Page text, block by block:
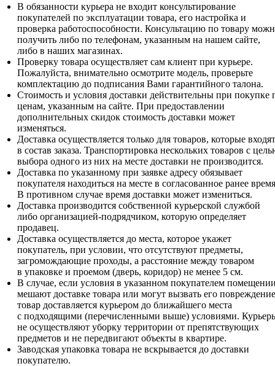
В обязанности курьера не входит консультирование
покупателей по эксплуатации товара, его настройка и
проверка работоспособности. Консультацию по товару
получить либо по телефонам, указанным на нашем сайте,
либо в наших магазинах.
Проверку товара осуществляет сам клиент при курьере.
Пожалуйста, внимательно осмотрите модель, проверьте
комплектацию до подписания Вами гарантийного талона.
Стоимость и условия доставки действительны при покупке
ценам, указанным на сайте. При предоставлении
дополнительных скидок стоимость доставки может
изменяться.
Доставка осуществляется только для товаров, которые входят
в состав заказа. Транспортировка нескольких товаров с
выбора одного из них на месте доставки не производится.
Доставка по указанному при заявке адресу обязывает
покупателя находиться на месте в согласованное ранее
В противном случае время доставки может измениться.
Доставка производится собственной курьерской службой
либо организацией-подрядчиком, которую определяет
продавец.
Доставка осуществляется до места, которое укажет
покупатель, при условии, что отсутствуют предметы,
загромождающие проходы, а расстояние между товаром
в упаковке и проемом (дверь, коридор) не менее 5 см.
В случае, если условия в указанном покупателем
мешают доставке товара или могут вызвать его
товар доставляется курьером до ближайшего места
с подходящими (перечисленными выше) условиями.
не осуществляют уборку территории от препятствующих
предметов и не передвигают объекты в квартире.
Заводская упаковка товара не вскрывается до доставки
покупателю.